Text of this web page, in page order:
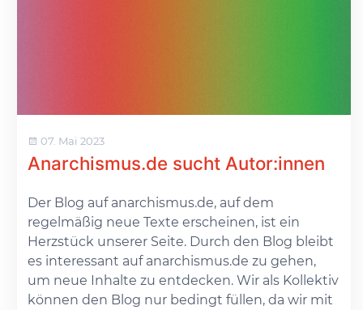
07. Mai 2023
Anarchismus.de sucht Autor:innen
Der Blog auf anarchismus.de, auf dem
regelmäßig neue Texte erscheinen, ist ein
Herzstück unserer Seite. Durch den Blog bleibt
es interessant auf anarchismus.de zu gehen,
um neue Inhalte zu entdecken. Wir als Kollektiv
können den Blog nur bedingt füllen, da wir mit